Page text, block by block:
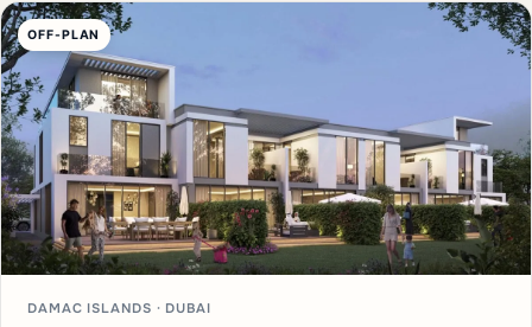
OFF-PLAN
DAMAC ISLANDS · DUBAI